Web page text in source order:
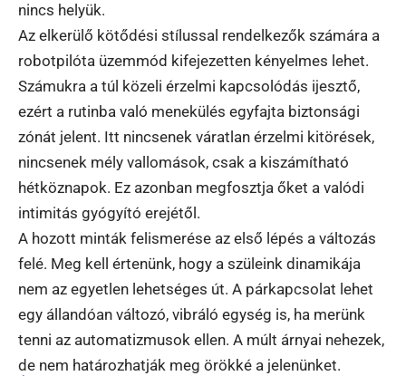
nincs helyük.
Az elkerülő kötődési stílussal rendelkezők számára a
robotpilóta üzemmód kifejezetten kényelmes lehet.
Számukra a túl közeli érzelmi kapcsolódás ijesztő,
ezért a rutinba való menekülés egyfajta biztonsági
zónát jelent. Itt nincsenek váratlan érzelmi kitörések,
nincsenek mély vallomások, csak a kiszámítható
hétköznapok. Ez azonban megfosztja őket a valódi
intimitás gyógyító erejétől.
A hozott minták felismerése az első lépés a változás
felé. Meg kell értenünk, hogy a szüleink dinamikája
nem az egyetlen lehetséges út. A párkapcsolat lehet
egy állandóan változó, vibráló egység is, ha merünk
tenni az automatizmusok ellen. A múlt árnyai nehezek,
de nem határozhatják meg örökké a jelenünket.